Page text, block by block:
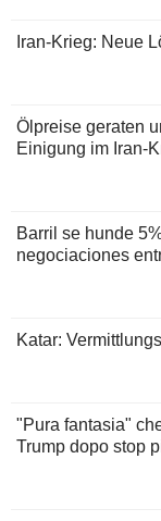
Iran-Krieg: Neue
Ölpreise geraten
Einigung im Iran-
Barril se hunde
negociaciones
Katar:
"Pura fantasia"
Trump dopo stop